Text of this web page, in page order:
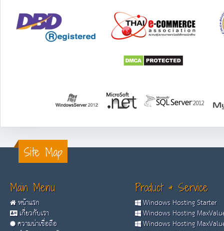
Site Map
Main Menu
หน้าแรก
เกี่ยวกับเรา
ความน่าเชื่อถือ
Product & Service
Windows Hosting Starter
Windows Hosting
Windows Hosting